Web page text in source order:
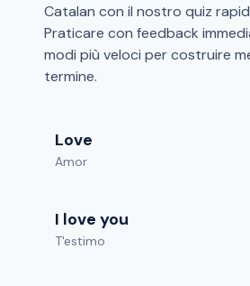
Catalan con il nostro quiz
Praticare con feedback
modi più veloci per costruire
termine.
Love
Amor
I love you
T'estimo